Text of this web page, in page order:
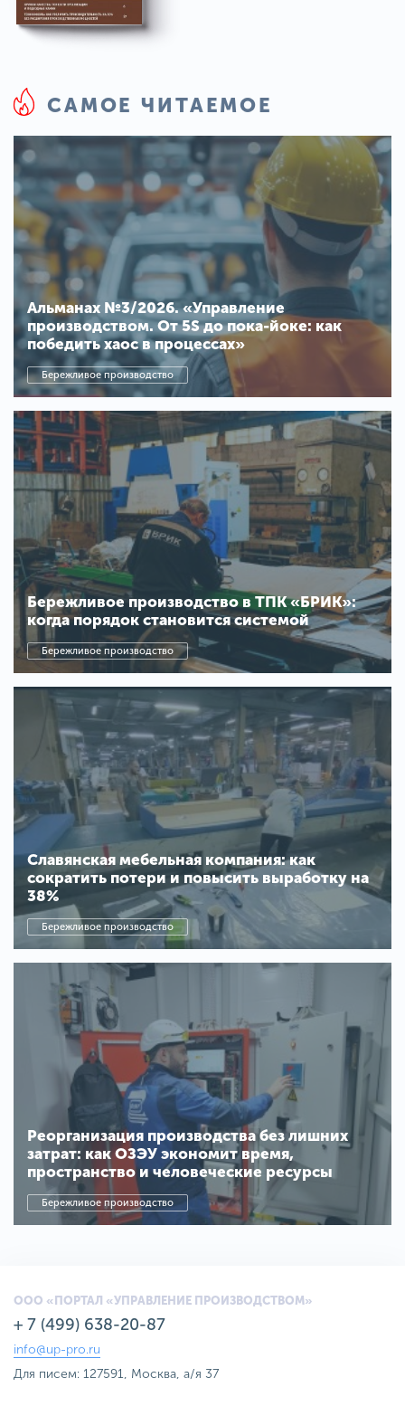
САМОЕ ЧИТАЕМОЕ
Альманах №3/2026. «Управление
производством. От 5S до пока-йоке: как
победить хаос в процессах»
Бережливое производство
Бережливое производство в ТПК «БРИК»:
когда порядок становится системой
Бережливое производство
Славянская мебельная компания: как
сократить потери и повысить выработку на
38%
Бережливое производство
Реорганизация производства без лишних
затрат: как ОЗЭУ экономит время,
пространство и человеческие ресурсы
Бережливое производство
ООО «ПОРТАЛ «УПРАВЛЕНИЕ ПРОИЗВОДСТВОМ»
+ 7 (499) 638-20-87
info@up-pro.ru
Для писем: 127591, Москва, а/я 37